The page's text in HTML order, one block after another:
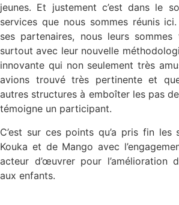
jeunes. Et justement c’est dans le
services que nous sommes réunis
ses partenaires, nous leurs sommes
surtout avec leur nouvelle
innovante qui non seulement très
avions trouvé très pertinente et
autres structures à emboîter les pas de
témoigne un participant.
C’est sur ces points qu’a pris fin les
Kouka et de Mango avec
acteur d’œuvrer pour l’amélioration
aux enfants.